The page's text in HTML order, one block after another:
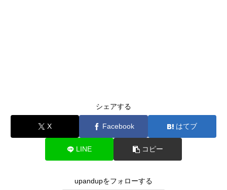
シェアする
X Facebook はてブ
LINE コピー
upandupをフォローする